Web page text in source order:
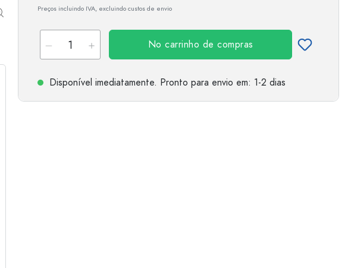
Preços incluindo IVA, excluindo custos de envio
No carrinho de compras
Disponível imediatamente. Pronto para envio em: 1-2 dias